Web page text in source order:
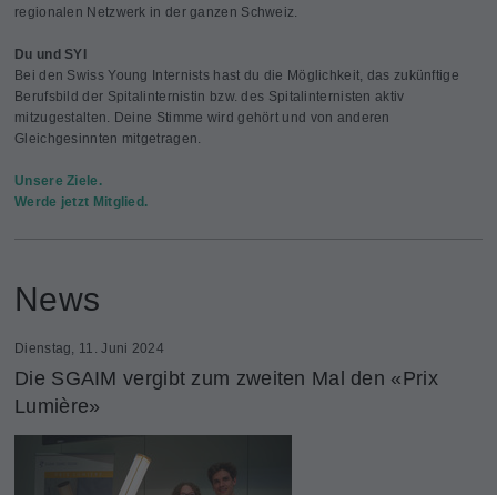
regionalen Netzwerk in der ganzen Schweiz.
Du und SYI
Bei den Swiss Young Internists hast du die Möglichkeit, das zukünftige
Berufsbild der Spitalinternistin bzw. des Spitalinternisten aktiv
mitzugestalten. Deine Stimme wird gehört und von anderen
Gleichgesinnten mitgetragen.
Unsere Ziele.
Werde jetzt Mitglied.
News
Dienstag, 11. Juni 2024
Die SGAIM vergibt zum zweiten Mal den «Prix
Lumière»